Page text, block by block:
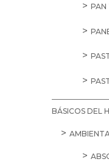
PAN
BÁSICOS DEL